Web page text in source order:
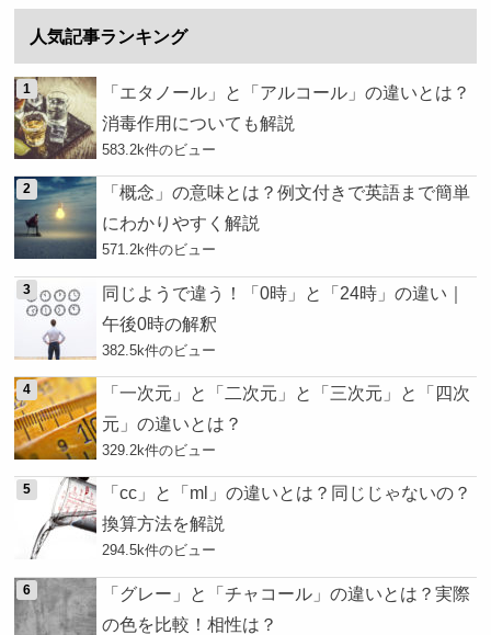
人気記事ランキング
「エタノール」と「アルコール」の違いとは？
消毒作用についても解説
583.2k件のビュー
「概念」の意味とは？例文付きで英語まで簡単
にわかりやすく解説
571.2k件のビュー
同じようで違う！「0時」と「24時」の違い｜
午後0時の解釈
382.5k件のビュー
「一次元」と「二次元」と「三次元」と「四次
元」の違いとは？
329.2k件のビュー
「cc」と「ml」の違いとは？同じじゃないの？
換算方法を解説
294.5k件のビュー
「グレー」と「チャコール」の違いとは？実際
の色を比較！相性は？